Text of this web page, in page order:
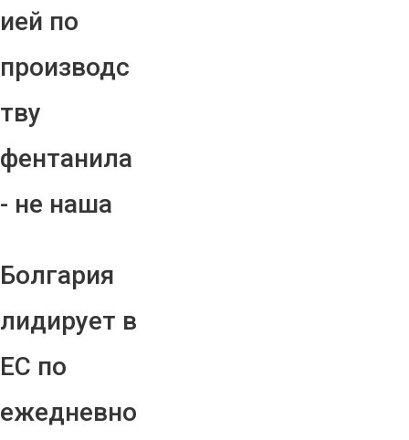
ией по
производс
тву
фентанила
- не наша
Болгария
лидирует в
ЕС по
ежедневно